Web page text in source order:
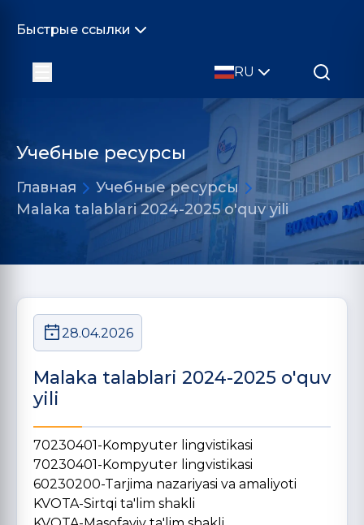
Быстрые ссылки
RU
Учебные ресурсы
Главная
Учебные ресурсы
Malaka talablari 2024-2025 o'quv yili
28.04.2026
Malaka talablari 2024-2025 o'quv
yili
70230401-Kompyuter lingvistikasi
70230401-Kompyuter lingvistikasi
60230200-Tarjima nazariyasi va amaliyoti
KVOTA-Sirtqi ta'lim shakli